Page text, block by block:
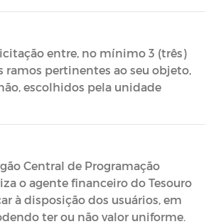
entre, no mínimo 3 (três)
ramos pertinentes ao seu objeto,
escolhidos pela unidade
Central de Programação
o agente financeiro do Tesouro
à disposição dos usuários, em
ter ou não valor uniforme.